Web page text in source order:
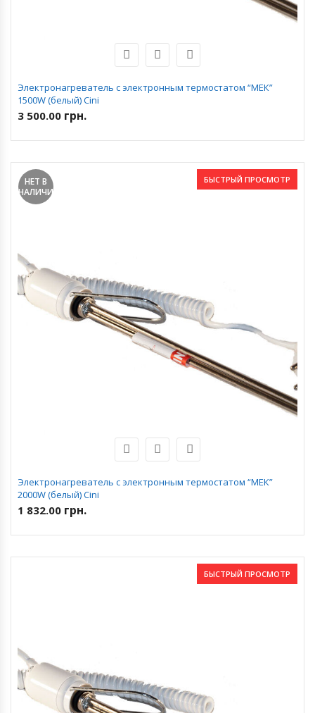
Электронагреватель с электронным термостатом “МЕК”
1500W (белый) Cini
3 500.00 грн.
НЕТ В
НАЛИЧИИ
БЫСТРЫЙ ПРОСМОТР
Электронагреватель с электронным термостатом “МЕК”
2000W (белый) Cini
1 832.00 грн.
БЫСТРЫЙ ПРОСМОТР